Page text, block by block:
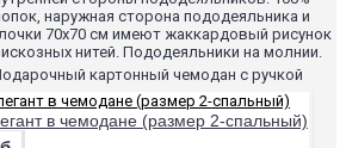
наружная сторона пододеяльника и
70х70 см имеют жаккардовый рисунок
нитей. Пододеяльники на молнии.
картонный чемодан с ручкой
в чемодане (размер 2-спальный)